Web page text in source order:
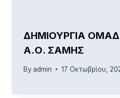
ΔΗΜΙΟΥΡΓΙΑ
Α.Ο. ΣΑΜΗΣ
By admin 17 Οκτωβρίου,